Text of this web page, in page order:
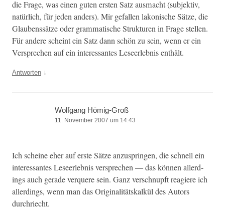
die Frage, was einen guten ersten Satz aus­macht (sub­jek­tiv,
natür­lich, für jeden anders). Mir gefall­en lakonis­che Sätze, die
Glaubenssätze oder gram­ma­tis­che Struk­turen in Frage stellen.
Für andere scheint ein Satz dann schön zu sein, wenn er ein
Ver­sprechen auf ein inter­es­santes Leseer­leb­nis enthält.
Antworten ↓
Wolfgang Hömig-Groß
11. November 2007 um 14:43
Ich scheine eher auf erste Sätze anzus­prin­gen, die schnell ein
inter­es­santes Leseer­leb­nis ver­sprechen — das kön­nen allerd­
ings auch ger­ade ver­quere sein. Ganz ver­schnupft reagiere ich
allerd­ings, wenn man das Orig­i­nal­ität­skalkül des Autors
durchriecht.